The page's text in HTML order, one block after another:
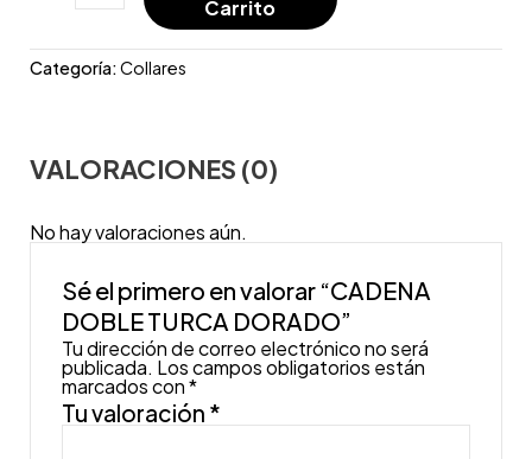
Carrito
Categoría:Collares
VALORACIONES (0)
No hay valoraciones aún.
Sé el primero en valorar “CADENA
DOBLE TURCA DORADO”
Tu dirección de correo electrónico no será
publicada. Los campos obligatorios están
marcados con*
Tu valoración *